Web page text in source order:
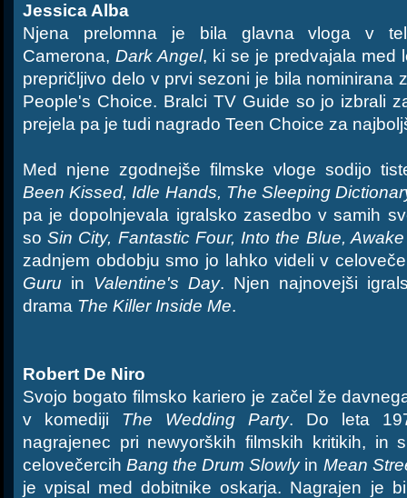
Jessica Alba
Njena prelomna je bila glavna vloga v
Camerona, Dark Angel, ki se je predvajala med
prepričljivo delo v prvi sezoni je bila nominirana
People's Choice. Bralci TV Guide so jo izbrali
prejela pa je tudi nagrado Teen Choice za
Med njene zgodnejše filmske vloge sodijo
Been Kissed, Idle Hands, The Sleeping
pa je dopolnjevala igralsko zasedbo v samih
soSin City, Fantastic Four, Into the Blue, Awake
zadnjem obdobju smo jo lahko videli v
Guru in Valentine's Day. Njen najnovejši
drama The Killer Inside Me.
Robert De Niro
Svojo bogato filmsko kariero je začel že
v komediji The Wedding Party. Do leta
nagrajenec pri newyorških filmskih kritikih, in
celovečercihBang the Drum Slowlyin Mean
je vpisal med dobitnike oskarja. Nagrajen je